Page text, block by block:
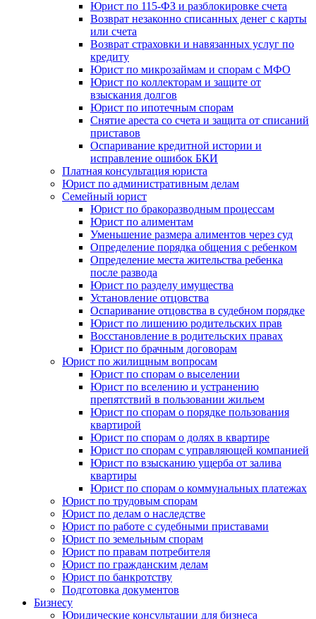
Юрист по 115-ФЗ и разблокировке счета
Возврат незаконно списанных денег с карты
или счета
Возврат страховки и навязанных услуг по
кредиту
Юрист по микрозаймам и спорам с МФО
Юрист по коллекторам и защите от
взыскания долгов
Юрист по ипотечным спорам
Снятие ареста со счета и защита от списаний
приставов
Оспаривание кредитной истории и
исправление ошибок БКИ
Платная консультация юриста
Юрист по административным делам
Семейный юрист
Юрист по бракоразводным процессам
Юрист по алиментам
Уменьшение размера алиментов через суд
Определение порядка общения с ребенком
Определение места жительства ребенка
после развода
Юрист по разделу имущества
Установление отцовства
Оспаривание отцовства в судебном порядке
Юрист по лишению родительских прав
Восстановление в родительских правах
Юрист по брачным договорам
Юрист по жилищным вопросам
Юрист по спорам о выселении
Юрист по вселению и устранению
препятствий в пользовании жильем
Юрист по спорам о порядке пользования
квартирой
Юрист по спорам о долях в квартире
Юрист по спорам с управляющей компанией
Юрист по взысканию ущерба от залива
квартиры
Юрист по спорам о коммунальных платежах
Юрист по трудовым спорам
Юрист по делам о наследстве
Юрист по работе с судебными приставами
Юрист по земельным спорам
Юрист по правам потребителя
Юрист по гражданским делам
Юрист по банкротству
Подготовка документов
Бизнесу
Юридические консультации для бизнеса